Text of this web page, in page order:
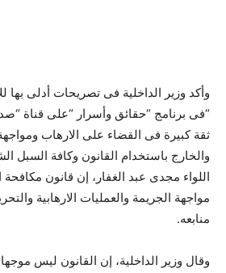
وأكد وزير الداخلية فى تصريحات أدلى
“فى برنامج “حقائق وأسرار “على قناة
ثقة كبيرة فى القضاء على الارهاب
والخارج باستخدام القانون وكافة السبل
اللواء مجدى عبد الغفار، إن قانون
مواجهة الجريمة والعمليات الارهابية
منابعه.
وقال وزير الداخلية، إن القانون ليس موجها